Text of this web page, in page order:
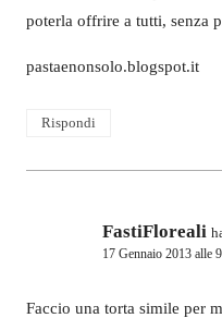
poterla offrire a tutti, senza
pastaenonsolo.blogspot.it
Rispondi
FastiFloreali
17 Gennaio 2013 alle
Faccio una torta simile per